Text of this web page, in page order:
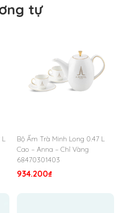
tự
L
Bộ Ấm Trà Minh Long 0.47 L
Cao – Anna – Chỉ Vàng
68470301403
934.200₫